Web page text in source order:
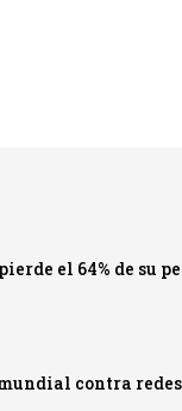
el 64% de su
contra redes